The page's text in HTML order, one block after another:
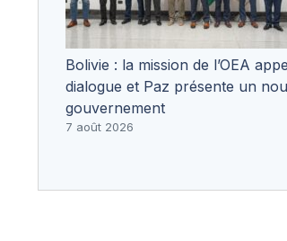
Bolivie : la mission de l’OEA
dialogue et Paz présente un
gouvernement
7 août 2026